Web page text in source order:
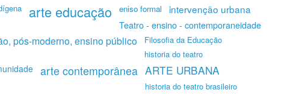
arte educação eniso formal intervenção urbana
Teatro - ensino - contemporaneidade
pós-moderno, ensino público
Filosofia da Educação
historia do teatro
arte contemporânea ARTE URBANA
historia do teatro brasileiro